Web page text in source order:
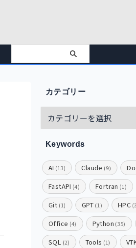
カテゴリー
Keywords
AI (13) Claude (9)
FastAPI (4) Fortran (1)
Git (1) GPT (1) HPC
Office (4) Python (35)
SQL (2) Tools (1)